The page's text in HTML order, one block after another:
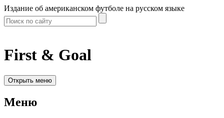
Издание об американском футболе на русском языке
First & Goal
Открыть меню
Меню